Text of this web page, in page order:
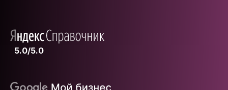
5.0/5.0